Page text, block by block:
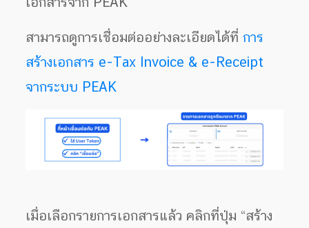
สามารถดูการเชื่อมต่ออย่างละเอียดได้ที่ การ
สร้างเอกสาร e-Tax Invoice & e-Receipt
จากระบบ PEAK
เมื่อเลือกรายการเอกสารแล้ว คลิกที่ปุ่ม “สร้าง